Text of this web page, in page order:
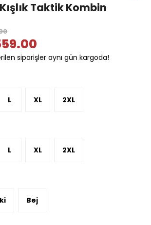
Taktik Kombin
siparişler aynı gün kargoda!
L XL 2XL
L XL 2XL
Bej